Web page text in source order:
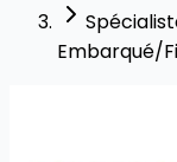
Embarqué/